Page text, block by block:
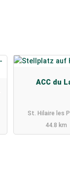
ACC du
St. Hilaire les
44.8 km